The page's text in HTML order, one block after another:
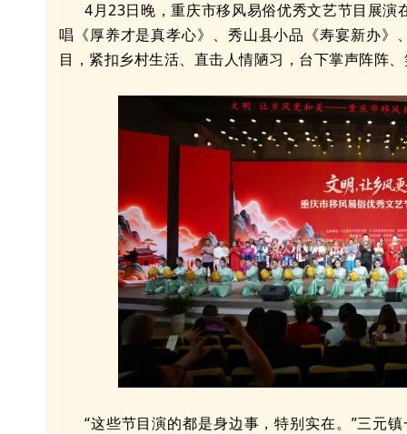
4月23日晚，重庆市移风易俗优秀文艺节目展
唱《厚养才是真孝心》、秀山县小品《寿宴新办》
目，紧扣乡村生活、直击人情陋习，台下掌声阵阵
“这些节目演的都是身边事，特别实在。”三元